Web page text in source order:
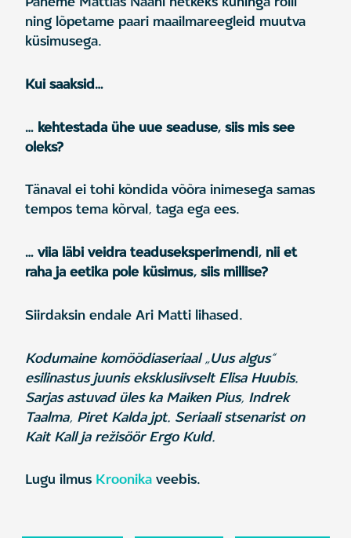
ning lõpetame paari maailmareegleid muutva
küsimusega.
Kui saaksid…
… kehtestada ühe uue seaduse, siis mis see
oleks?
Tänaval ei tohi kõndida võõra inimesega samas
tempos tema kõrval, taga ega ees.
… viia läbi veidra teaduseksperimendi, nii et
raha ja eetika pole küsimus, siis millise?
Siirdaksin endale Ari Matti lihased.
Kodumaine komöödiaseriaal „Uus algus“
esilinastus juunis eksklusiivselt Elisa Huubis.
Sarjas astuvad üles ka Maiken Pius, Indrek
Taalma, Piret Kalda jpt. Seriaali stsenarist on
Kait Kall ja režisöör Ergo Kuld.
Lugu ilmus Kroonika veebis.